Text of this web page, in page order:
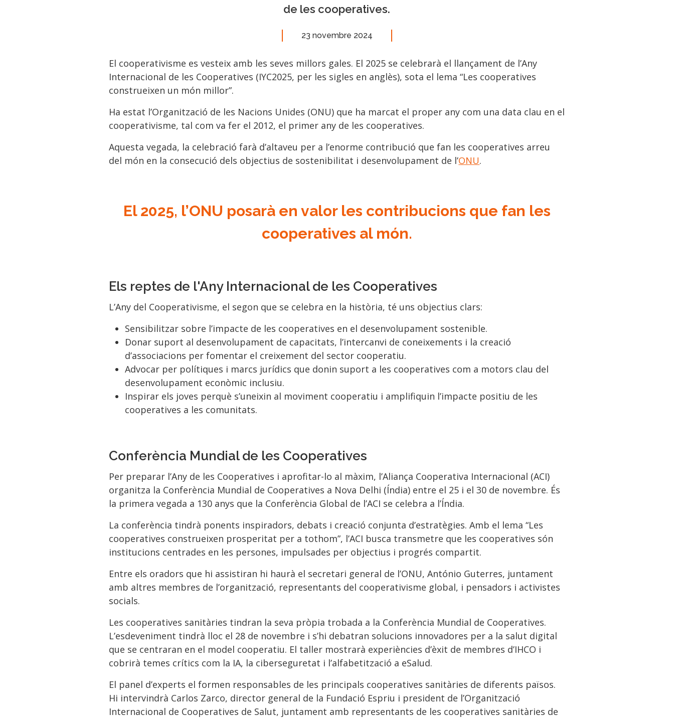
de les cooperatives.
23 novembre 2024
El cooperativisme es vesteix amb les seves millors gales. El 2025 se celebrarà el llançament de l’Any
Internacional de les Cooperatives (IYC2025, per les sigles en anglès), sota el lema “Les cooperatives
construeixen un món millor”.
Ha estat l’Organització de les Nacions Unides (ONU) que ha marcat el proper any com una data clau en el
cooperativisme, tal com va fer el 2012, el primer any de les cooperatives.
Aquesta vegada, la celebració farà d’altaveu per a l’enorme contribució que fan les cooperatives arreu
del món en la consecució dels objectius de sostenibilitat i desenvolupament de l’ONU.
El 2025, l’ONU posarà en valor les contribucions que fan les
cooperatives al món.
Els reptes de l'Any Internacional de les Cooperatives
L’Any del Cooperativisme, el segon que se celebra en la història, té uns objectius clars:
Sensibilitzar sobre l’impacte de les cooperatives en el desenvolupament sostenible.
Donar suport al desenvolupament de capacitats, l’intercanvi de coneixements i la creació
d’associacions per fomentar el creixement del sector cooperatiu.
Advocar per polítiques i marcs jurídics que donin suport a les cooperatives com a motors clau del
desenvolupament econòmic inclusiu.
Inspirar els joves perquè s’uneixin al moviment cooperatiu i amplifiquin l’impacte positiu de les
cooperatives a les comunitats.
Conferència Mundial de les Cooperatives
Per preparar l’Any de les Cooperatives i aprofitar-lo al màxim, l’Aliança Cooperativa Internacional (ACI)
organitza la Conferència Mundial de Cooperatives a Nova Delhi (Índia) entre el 25 i el 30 de novembre. És
la primera vegada a 130 anys que la Conferència Global de l’ACI se celebra a l’Índia.
La conferència tindrà ponents inspiradors, debats i creació conjunta d’estratègies. Amb el lema “Les
cooperatives construeixen prosperitat per a tothom”, l’ACI busca transmetre que les cooperatives són
institucions centrades en les persones, impulsades per objectius i progrés compartit.
Entre els oradors que hi assistiran hi haurà el secretari general de l’ONU, António Guterres, juntament
amb altres membres de l’organització, representants del cooperativisme global, i pensadors i activistes
socials.
Les cooperatives sanitàries tindran la seva pròpia trobada a la Conferència Mundial de Cooperatives.
L’esdeveniment tindrà lloc el 28 de novembre i s’hi debatran solucions innovadores per a la salut digital
que se centraran en el model cooperatiu. El taller mostrarà experiències d’èxit de membres d’IHCO i
cobrirà temes crítics com la IA, la ciberseguretat i l’alfabetització a eSalud.
El panel d’experts el formen responsables de les principals cooperatives sanitàries de diferents països.
Hi intervindrà Carlos Zarco, director general de la Fundació Espriu i president de l’Organització
Internacional de Cooperatives de Salut, juntament amb representants de les cooperatives sanitàries de